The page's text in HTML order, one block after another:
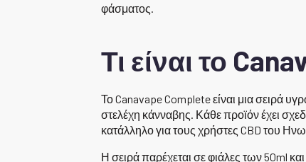
φάσματος.
Τι είναι το
Το Canavape Complete είναι μια σειρά
στελέχη κάνναβης. Κάθε προϊόν έχει
κατάλληλο για τους χρήστες CBD του
Η σειρά παρέχεται σε φιάλες των 50ml